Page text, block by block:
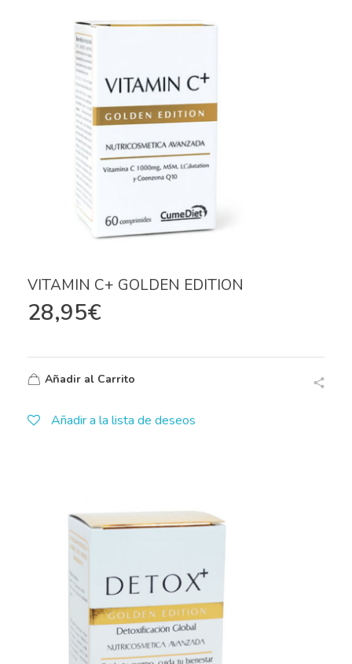
VITAMIN C+ GOLDEN EDITION
28,95€
Añadir al Carrito
Añadir a la lista de deseos